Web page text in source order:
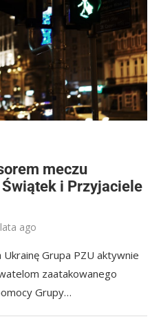
meczu
i Przyjaciele
ago
Grupa PZU aktywnie
zaatakowanego
Grupy…